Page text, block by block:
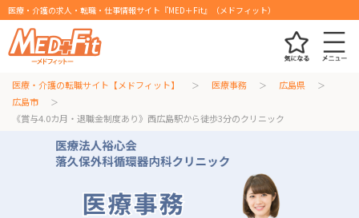
医療・介護の求人・転職・仕事情報サイト『MED＋Fit』（メドフィット）
医療・介護の転職サイト【メドフィット】 医療事務
広島県
広島市
《賞与4.0カ月・退職金制度あり》西広島駅から徒歩3分のクリニック